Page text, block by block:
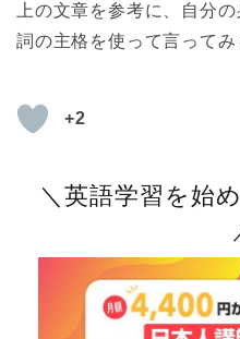
上の文章を参考に、自分
詞の主格を使って言ってみ
+2
＼英語学習を始